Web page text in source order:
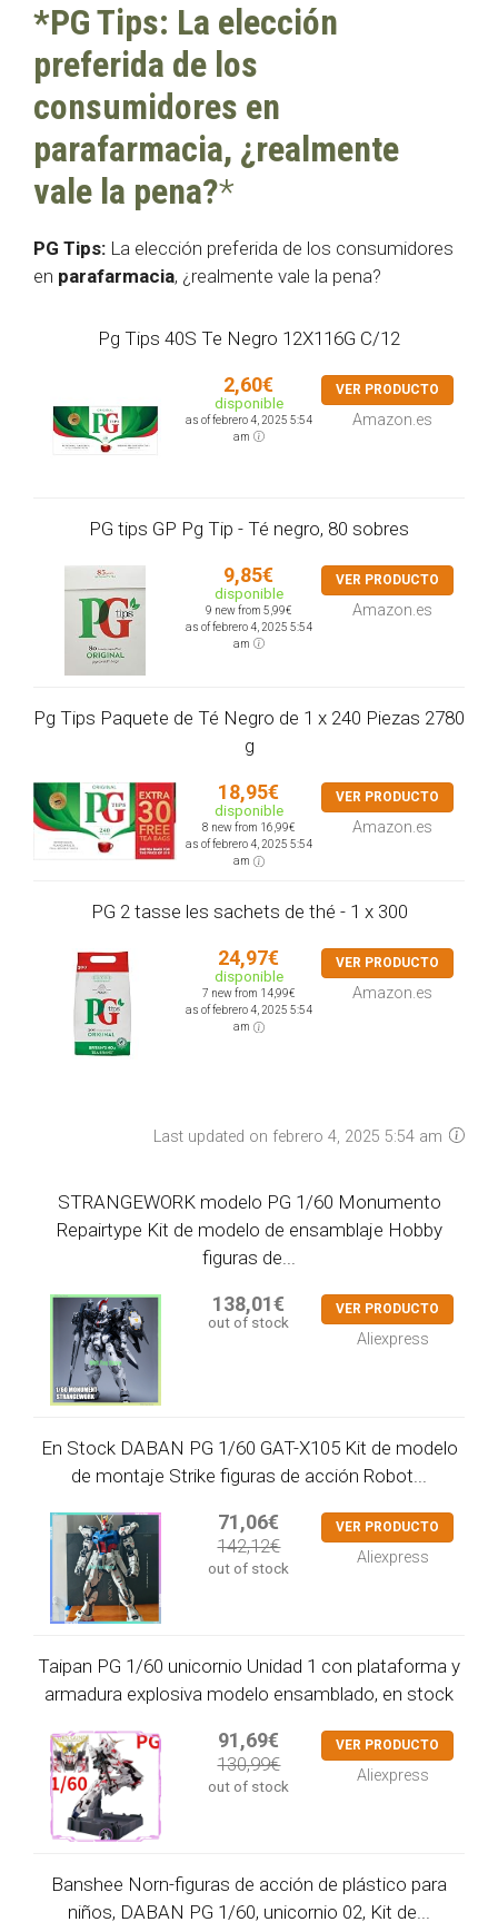
*PG Tips: La elección
preferida de los
consumidores en
parafarmacia, ¿realmente
vale la pena?*
PG Tips: La elección preferida de los consumidores
en parafarmacia, ¿realmente vale la pena?
Pg Tips 40S Te Negro 12X116G C/12
2,60€
disponible
as of febrero 4, 2025 5:54
am
VER PRODUCTO
Amazon.es
PG tips GP Pg Tip - Té negro, 80 sobres
9,85€
disponible
9 new from 5,99€
as of febrero 4, 2025 5:54
am
VER PRODUCTO
Amazon.es
Pg Tips Paquete de Té Negro de 1 x 240 Piezas 2780
g
18,95€
disponible
8 new from 16,99€
as of febrero 4, 2025 5:54
am
VER PRODUCTO
Amazon.es
PG 2 tasse les sachets de thé - 1 x 300
24,97€
disponible
7 new from 14,99€
as of febrero 4, 2025 5:54
am
VER PRODUCTO
Amazon.es
Last updated on febrero 4, 2025 5:54 am
STRANGEWORK modelo PG 1/60 Monumento
Repairtype Kit de modelo de ensamblaje Hobby
figuras de...
138,01€
out of stock
VER PRODUCTO
Aliexpress
En Stock DABAN PG 1/60 GAT-X105 Kit de modelo
de montaje Strike figuras de acción Robot...
71,06€
142,12€
out of stock
VER PRODUCTO
Aliexpress
Taipan PG 1/60 unicornio Unidad 1 con plataforma y
armadura explosiva modelo ensamblado, en stock
91,69€
130,99€
out of stock
VER PRODUCTO
Aliexpress
Banshee Norn-figuras de acción de plástico para
niños, DABAN PG 1/60, unicornio 02, Kit de...